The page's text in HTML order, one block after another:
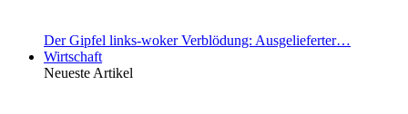
Der Gipfel links-woker Verblödung: Ausgelieferter…
Wirtschaft
Neueste Artikel